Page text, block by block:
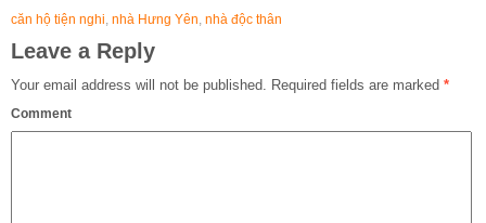
căn hộ tiện nghi, nhà Hưng Yên, nhà độc thân
Leave a Reply
Your email address will not be published. Required fields are marked *
Comment